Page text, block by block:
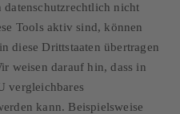
datenschutzrechtlich nicht
Tools aktiv sind, können
diese Drittstaaten übertragen
weisen darauf hin, dass in
vergleichbares
kann. Beispielsweise